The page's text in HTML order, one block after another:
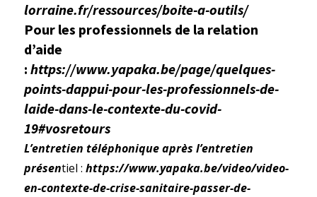
lorraine.fr/ressources/boite-a-outils/
Pour les professionnels de la relation
d’aide
: https://www.yapaka.be/page/quelques-
points-dappui-pour-les-professionnels-de-
laide-dans-le-contexte-du-covid-
19#vosretours
L’entretien téléphonique après l’entretien
présentiel :https://www.yapaka.be/video/video-
en-contexte-de-crise-sanitaire-passer-de-